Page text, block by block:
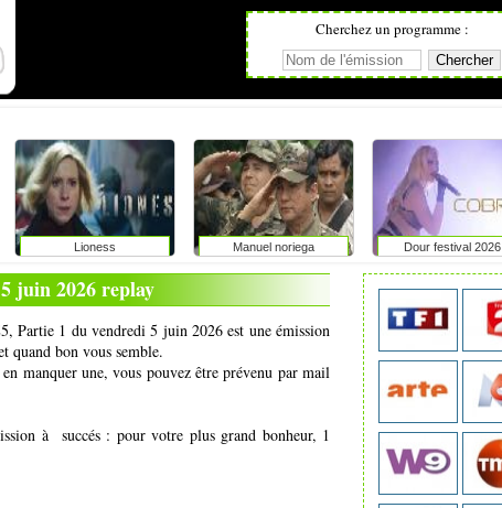
Cherchez un programme :
Lioness Manuel noriega Dour festival 2026
juin 2026 replay
Partie 1 du vendredi 5 juin 2026 est une émission
bon vous semble.
manquer une, vous pouvez être prévenu par mail
à succés : pour votre plus grand bonheur, 1